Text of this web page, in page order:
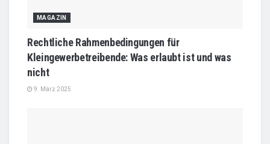
MAGAZIN
Rechtliche Rahmenbedingungen für
Kleingewerbetreibende: Was erlaubt ist und was
nicht
9. März 2025